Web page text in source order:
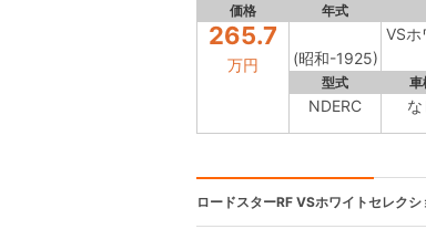
価格 年式
265.7
万円 (昭和-1925)
VSホ
型式 車
NDERC な
ロードスターRF VSホワイトセレクシ